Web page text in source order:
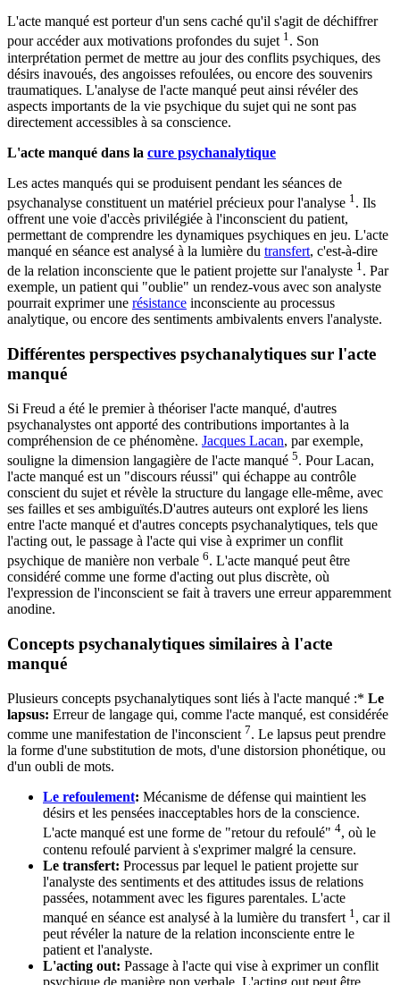
L'acte manqué est porteur d'un sens caché qu'il s'agit de déchiffrer
pour accéder aux motivations profondes du sujet 1. Son
interprétation permet de mettre au jour des conflits psychiques, des
désirs inavoués, des angoisses refoulées, ou encore des souvenirs
traumatiques. L'analyse de l'acte manqué peut ainsi révéler des
aspects importants de la vie psychique du sujet qui ne sont pas
directement accessibles à sa conscience.
L'acte manqué dans la cure psychanalytique
Les actes manqués qui se produisent pendant les séances de
psychanalyse constituent un matériel précieux pour l'analyse 1 . Ils
offrent une voie d'accès privilégiée à l'inconscient du patient,
permettant de comprendre les dynamiques psychiques en jeu. L'acte
manqué en séance est analysé à la lumière du transfert, c'est-à-dire
de la relation inconsciente que le patient projette sur l'analyste 1. Par
exemple, un patient qui "oublie" un rendez-vous avec son analyste
pourrait exprimer une résistance inconsciente au processus
analytique, ou encore des sentiments ambivalents envers l'analyste.
Différentes perspectives psychanalytiques sur l'acte
manqué
Si Freud a été le premier à théoriser l'acte manqué, d'autres
psychanalystes ont apporté des contributions importantes à la
compréhension de ce phénomène. Jacques Lacan, par exemple,
souligne la dimension langagière de l'acte manqué 5. Pour Lacan,
l'acte manqué est un "discours réussi" qui échappe au contrôle
conscient du sujet et révèle la structure du langage elle-même, avec
ses failles et ses ambiguïtés.D'autres auteurs ont exploré les liens
entre l'acte manqué et d'autres concepts psychanalytiques, tels que
l'acting out, le passage à l'acte qui vise à exprimer un conflit
psychique de manière non verbale 6. L'acte manqué peut être
considéré comme une forme d'acting out plus discrète, où
l'expression de l'inconscient se fait à travers une erreur apparemment
anodine.
Concepts psychanalytiques similaires à l'acte
manqué
Plusieurs concepts psychanalytiques sont liés à l'acte manqué :* Le
lapsus: Erreur de langage qui, comme l'acte manqué, est considérée
comme une manifestation de l'inconscient 7. Le lapsus peut prendre
la forme d'une substitution de mots, d'une distorsion phonétique, ou
d'un oubli de mots.
Le refoulement: Mécanisme de défense qui maintient les
désirs et les pensées inacceptables hors de la conscience.
L'acte manqué est une forme de "retour du refoulé" 4, où le
contenu refoulé parvient à s'exprimer malgré la censure.
Le transfert: Processus par lequel le patient projette sur
l'analyste des sentiments et des attitudes issus de relations
passées, notamment avec les figures parentales. L'acte
manqué en séance est analysé à la lumière du transfert 1 , car il
peut révéler la nature de la relation inconsciente entre le
patient et l'analyste.
L'acting out: Passage à l'acte qui vise à exprimer un conflit
psychique de manière non verbale. L'acting out peut être